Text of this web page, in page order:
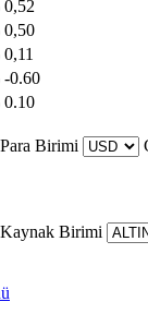
0,52
0,50
-0.60
0.10
Para Birimi
Kaynak Birimi